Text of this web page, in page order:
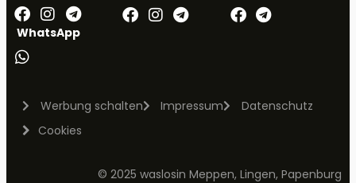
WhatsApp
Werbung schalten Impressum
Datenschutz
Cookies
© 2025 waslosin Meppen, Lingen, Papenburg